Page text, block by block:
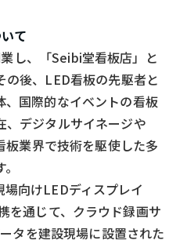
て
し、「Seibi堂看板店」と
の後、LED看板の先駆者と
、国際的なイベントの看板
、デジタルサイネージや
業界で技術を駆使した多
向けLEDディスプレイ
を通じて、クラウド録画サ
タを建設現場に設置された